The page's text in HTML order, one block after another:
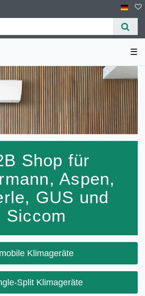
☰
Shop für
Aspen,
GUS und
Siccom
mobile Klimageräte
Split Klimageräte